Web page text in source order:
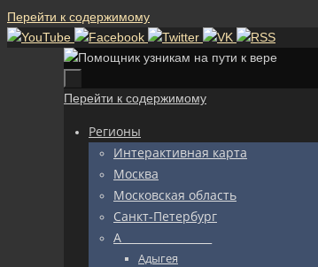
Перейти к содержимому
Перейти к содержимому
Регионы
Интерактивная карта
Москва
Московская область
Санкт-Петербург
А_________________
Адыгея